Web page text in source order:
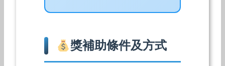
獎補助條件及方式